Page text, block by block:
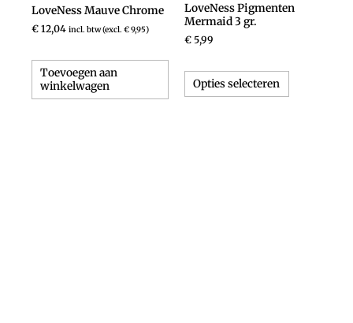
LoveNess Mauve Chrome
€ 12,04 incl. btw (excl. €9,95)
Toevoegen aan
winkelwagen
LoveNess Pigmenten
Mermaid 3 gr.
€ 5,99
Opties selecteren
kan